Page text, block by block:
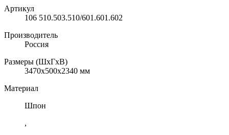
Артикул
106 510.503.510/601.601.602
Производитель
Россия
Размеры (ШхГхВ)
3470x500x2340 мм
Материал
Шпон
,